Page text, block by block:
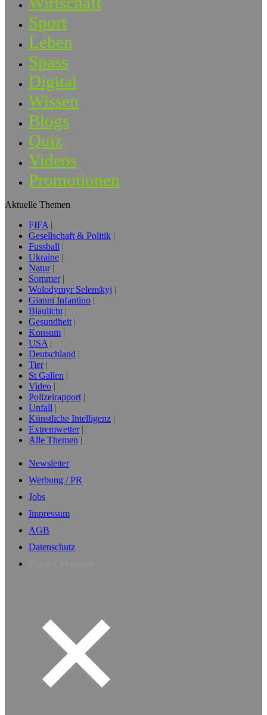
Sport
Leben
Spass
Digital
Wissen
Blogs
Quiz
Videos
Promotionen
Aktuelle Themen
FIFA
Gesellschaft & Politik
Fussball
Ukraine
Natur
Sommer
Wolodymyr Selenskyj
Gianni Infantino
Blaulicht
Gesundheit
Konsum
USA
Deutschland
Tier
St Gallen
Video
Polizeirapport
Unfall
Künstliche Intelligenz
Extremwetter
Alle Themen
Newsletter
Werbung / PR
Jobs
Impressum
AGB
Datenschutz